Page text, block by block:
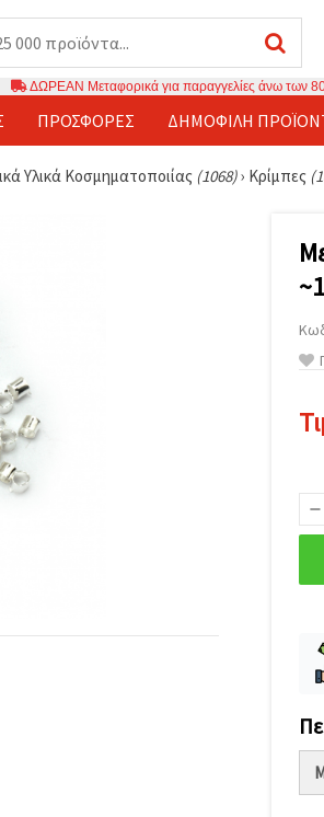
ΔΩΡΕΑΝ Μεταφορικά για παραγγελίες άνω των
ΠΡΟΣΦΟΡΈΣ ΔΗΜΟΦΙΛΉ
Υλικά Κοσμηματοποιίας (1068)› Κρίμπες